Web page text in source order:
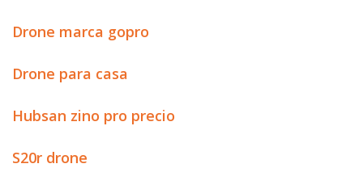
Drone marca gopro
Drone para casa
Hubsan zino pro precio
S20r drone